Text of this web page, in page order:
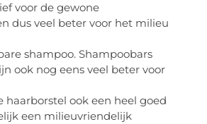
voor de gewone
dus veel beter voor het milieu
shampoo. Shampoobars
ook nog eens veel beter voor
ook een heel goed
een milieuvriendelijk